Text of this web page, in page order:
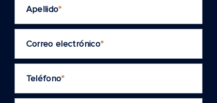
Apellido*
Correo electrónico*
Teléfono*